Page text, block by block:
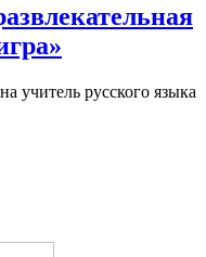
учитель русского языка